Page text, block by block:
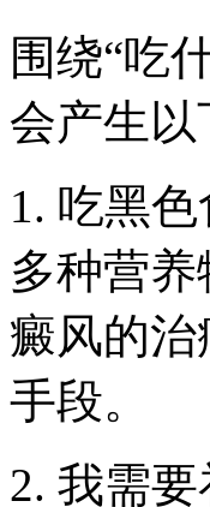
围绕“吃
会产生以
1. 吃黑
多种营
癜风的
手段。
2. 我需